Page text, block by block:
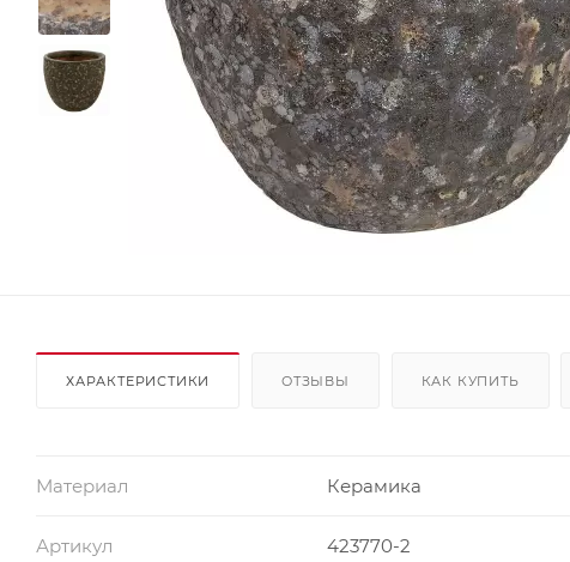
ХАРАКТЕРИСТИКИ ОТЗЫВЫ КАК КУПИТЬ
Материал Керамика
Артикул 423770-2